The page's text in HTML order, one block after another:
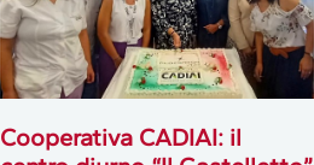
Cooperativa CADIAI: il